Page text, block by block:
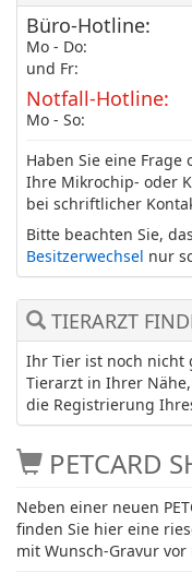
Büro-Hotline:
Mo - Do:
und Fr:
Notfall-Hotline:
Mo - So:
Haben Sie eine
Ihre Mikrochip- oder
bei schriftlicher
Bitte beachten Sie,
Besitzerwechsel nur
TIERARZT
Ihr Tier ist noch nicht
Tierarzt in Ihrer
die Registrierung
PETCARD
Neben einer neuen
finden Sie hier eine
mit Wunsch-Gravur